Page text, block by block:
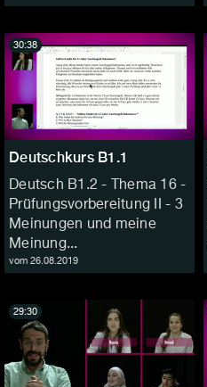
Deutschkurs B1.1
Deutsch B1.2 - Thema 16 -
Prüfungsvorbereitung II - 3
Meinungen und meine
Meinung...
vom 26.08.2019
30:38
29:30